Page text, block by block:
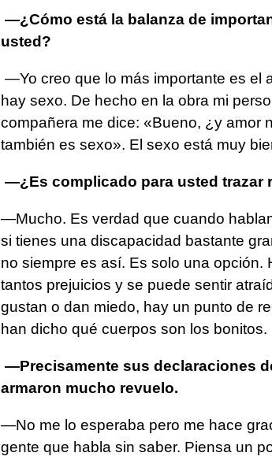
—¿Cómo está la balanza de
usted?
—Yo creo que lo más importante es el
hay sexo. De hecho en la obra mi
compañera me dice: «Bueno, ¿y amor
también es sexo». El sexo está muy
—¿Es complicado para usted trazar
—Mucho. Es verdad que cuando
si tienes una discapacidad bastante
no siempre es así. Es solo una opción.
tantos prejuicios y se puede sentir
gustan o dan miedo, hay un punto de
han dicho qué cuerpos son los bonitos.
—Precisamente sus declaraciones
armaron mucho revuelo.
—No me lo esperaba pero me hace
gente que habla sin saber. Piensa un